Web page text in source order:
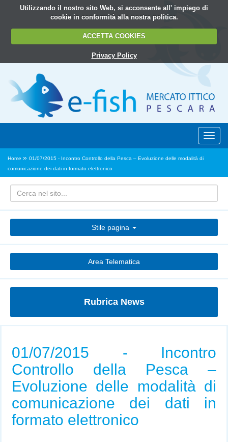
Utilizzando il nostro sito Web, si acconsente all' impiego di
cookie in conformità alla nostra politica.
ACCETTA COOKIES
Privacy Policy
Home » 01/07/2015 - Incontro Controllo della Pesca – Evoluzione delle modalità di
comunicazione dei dati in formato elettronico
Stile pagina
Area Telematica
Rubrica News
01/07/2015 - Incontro
Controllo della Pesca –
Evoluzione delle modalità di
comunicazione dei dati in
formato elettronico